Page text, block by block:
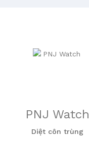
PNJ Watch
Diệt côn trùng